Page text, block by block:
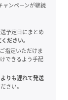
ャンペーンが継続
予定日にまとめ
ださい。
指定いただけま
できるよう手配
りも遅れて発送
さい。